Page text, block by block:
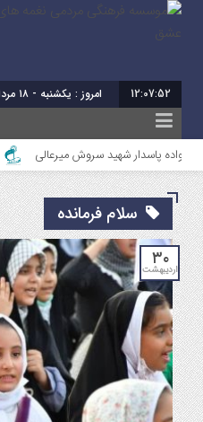
12:07:52 برابر با : 25 - صفر
پاسدار شهید سروش میرعالی
سلام فرمانده
۳۰
اردیبهشت